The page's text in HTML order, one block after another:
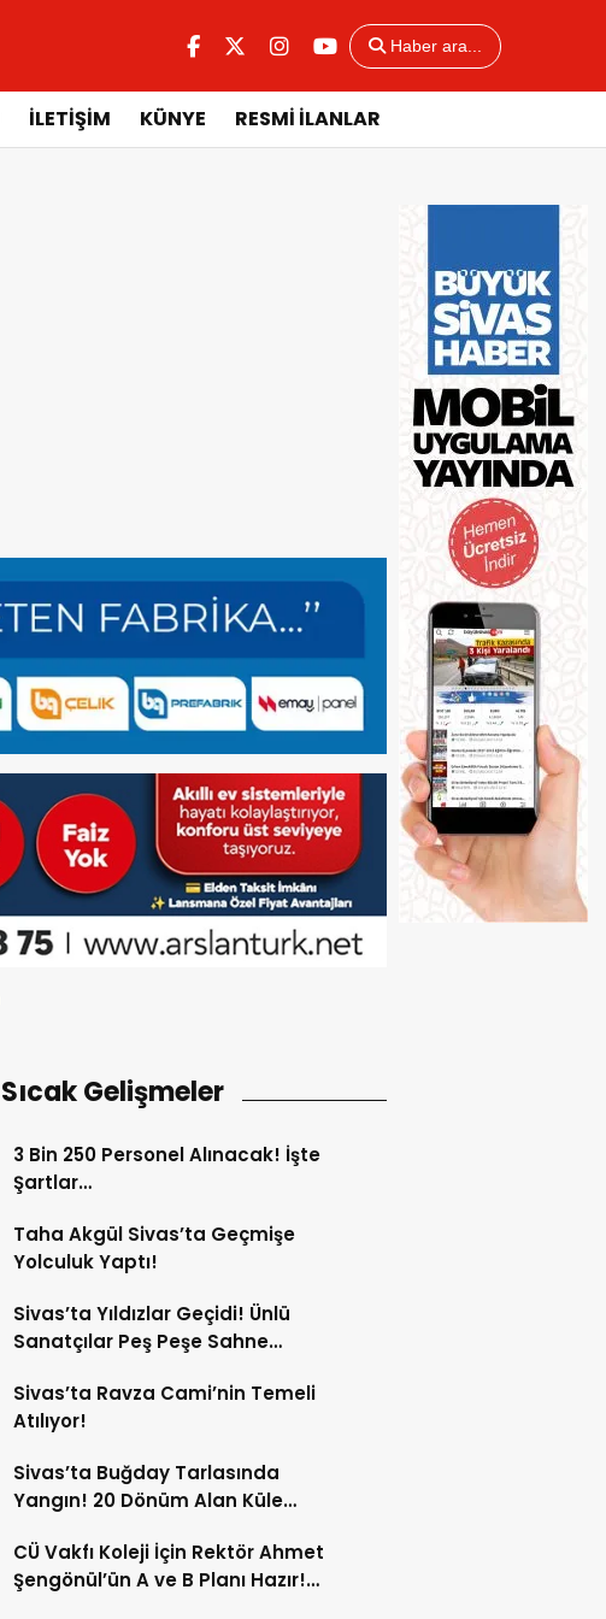
Haber ara...
İLETİŞİM KÜNYE RESMİ İLANLAR
Sıcak Gelişmeler
3 Bin 250 Personel Alınacak! İşte
Şartlar…
Taha Akgül Sivas’ta Geçmişe
Yolculuk Yaptı!
Sivas’ta Yıldızlar Geçidi! Ünlü
Sanatçılar Peş Peşe Sahne
Sivas’ta Ravza Cami’nin Temeli
Atılıyor!
Sivas’ta Buğday Tarlasında
Yangın! 20 Dönüm Alan Küle
CÜ Vakfı Koleji İçin Rektör Ahmet
Şengönül’ün A ve B Planı Hazır!